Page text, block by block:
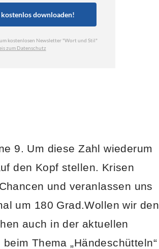
9. Um diese Zahl wiederum
den Kopf stellen. Krisen
und veranlassen uns
um 180 Grad.Wollen wir den
auch in der aktuellen
Thema „Händeschütteln“